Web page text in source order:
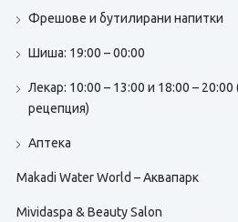
Фрешове и бутилирани напитки
Шиша: 19:00 – 00:00
Лекар: 10:00 – 13:00 и 18:00 –
рецепция)
Аптека
Makadi Water World – Аквапарк
Mividaspa & Beauty Salon